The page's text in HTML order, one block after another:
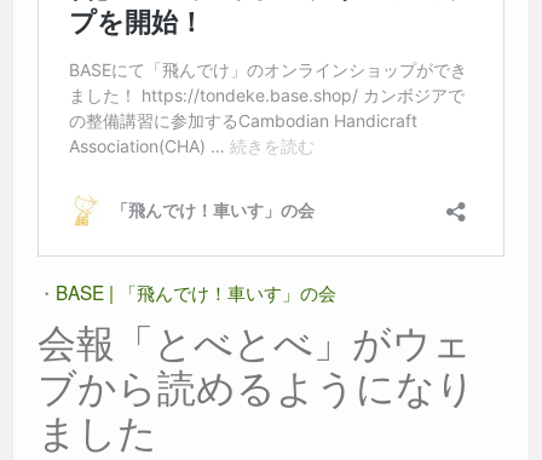
・ BASE | 「飛んでけ！車いす」の会
会報「とべとべ」がウェ
ブから読めるようになり
ました